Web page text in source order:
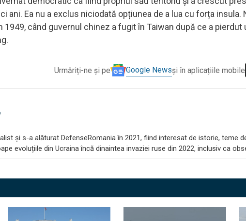
ani. Ea nu a exclus niciodată opțiunea de a lua cu forța insula.
1949, când guvernul chinez a fugit în Taiwan după ce a
Urmăriți-ne și pe Google Newsși în aplicațiile mobile
și s-a alăturat DefenseRomania în 2021, fiind interesat de istorie, teme
evoluțiile din Ucraina încă dinaintea invaziei ruse din 2022, inclusiv ca